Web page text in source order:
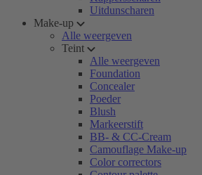
Uitdunscharen
Make-up
Alle weergeven
Teint
Alle weergeven
Foundation
Concealer
Poeder
Blush
Markeerstift
BB- & CC-Cream
Camouflage Make-up
Color correctors